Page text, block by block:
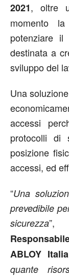
2021, oltre
momento
potenziare
destinata a
sviluppo del
Una
accessi
protocolli di
posizione
accessi, ed
“Una
prevedibile
sicurezza”,
ABLOY Italia
quante